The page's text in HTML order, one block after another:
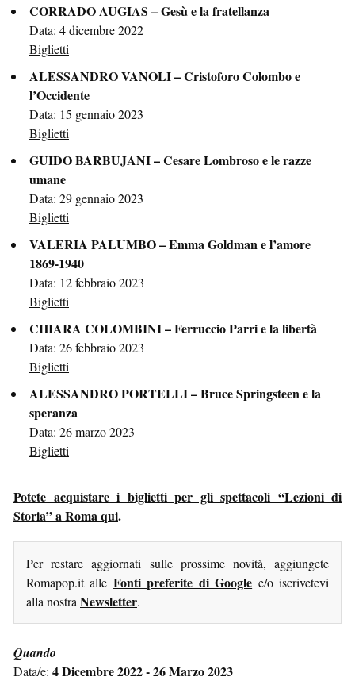
CORRADO AUGIAS – Gesù e la fratellanza
Data: 4 dicembre 2022
Biglietti
ALESSANDRO VANOLI – Cristoforo Colombo e
l’Occidente
Data: 15 gennaio 2023
Biglietti
GUIDO BARBUJANI – Cesare Lombroso e le razze
umane
Data: 29 gennaio 2023
Biglietti
VALERIA PALUMBO – Emma Goldman e l’amore
1869-1940
Data: 12 febbraio 2023
Biglietti
CHIARA COLOMBINI – Ferruccio Parri e la libertà
Data: 26 febbraio 2023
Biglietti
ALESSANDRO PORTELLI – Bruce Springsteen e la
speranza
Data: 26 marzo 2023
Biglietti
Potete acquistare i biglietti per gli spettacoli “Lezioni di
Storia” a Roma qui.
Per restare aggiornati sulle prossime novità, aggiungete
Romapop.it alle Fonti preferite di Google e/o iscrivetevi
alla nostra Newsletter.
Quando
Data/e: 4 Dicembre 2022 - 26 Marzo 2023